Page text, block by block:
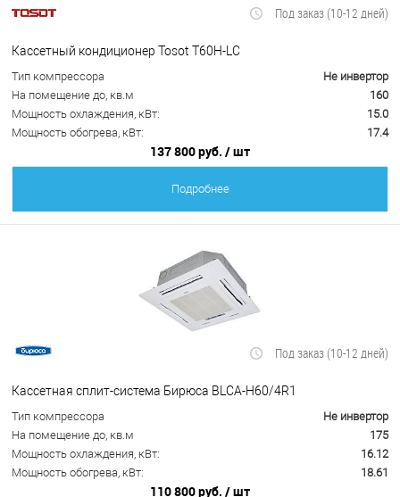
Под заказ (10-12 дней)
Кассетный кондиционер Tosot T60H-LC
Тип компрессора
Не инвертор
На помещение до, кв.м
160
Мощность охлаждения, кВт:
15.0
Мощность обогрева, кВт:
17.4
137 800 руб. / шт
Подробнее
Под заказ (10-12 дней)
Кассетная сплит-система Бирюса BLCA-H60/4R1
Тип компрессора
Не инвертор
На помещение до, кв.м
175
Мощность охлаждения, кВт:
16.12
Мощность обогрева, кВт:
18.61
110 800 руб. / шт